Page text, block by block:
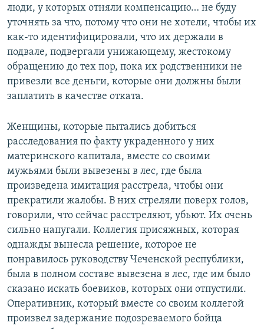
люди, у которых отняли компенсацию… не буду
уточнять за что, потому что они не хотели, чтобы их
как-то идентифицировали, что их держали в
подвале, подвергали унижающему, жестокому
обращению до тех пор, пока их родственники не
привезли все деньги, которые они должны были
заплатить в качестве отката.
Женщины, которые пытались добиться
расследования по факту украденного у них
материнского капитала, вместе со своими
мужьями были вывезены в лес, где была
произведена имитация расстрела, чтобы они
прекратили жалобы. В них стреляли поверх голов,
говорили, что сейчас расстреляют, убьют. Их очень
сильно напугали. Коллегия присяжных, которая
однажды вынесла решение, которое не
понравилось руководству Чеченской республики,
была в полном составе вывезена в лес, где им было
сказано искать боевиков, которых они отпустили.
Оперативник, который вместе со своим коллегой
произвел задержание подозреваемого бойца